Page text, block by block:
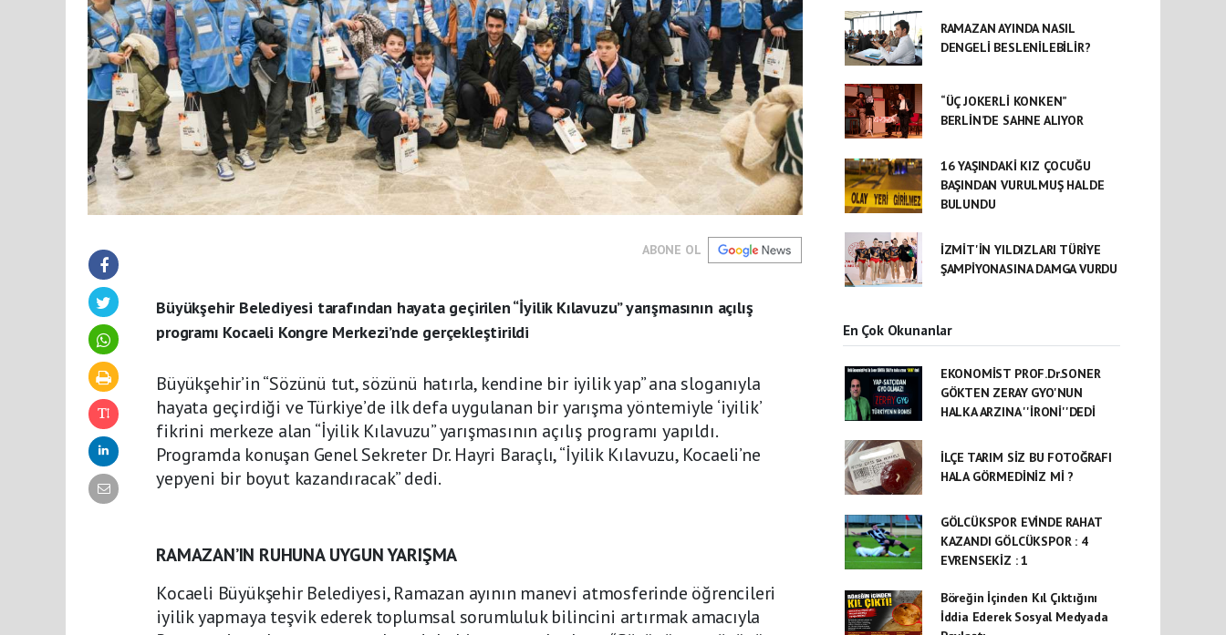
ABONE OL
Büyükşehir Belediyesi tarafından hayata geçirilen “İyilik Kılavuzu” yarışmasının açılış
programı Kocaeli Kongre Merkezi’nde gerçekleştirildi
Büyükşehir’in “Sözünü tut, sözünü hatırla, kendine bir iyilik yap” ana sloganıyla
hayata geçirdiği ve Türkiye’de ilk defa uygulanan bir yarışma yöntemiyle ‘iyilik’
fikrini merkeze alan “İyilik Kılavuzu” yarışmasının açılış programı yapıldı.
Programda konuşan Genel Sekreter Dr. Hayri Baraçlı, “İyilik Kılavuzu, Kocaeli’ne
yepyeni bir boyut kazandıracak” dedi.
RAMAZAN’IN RUHUNA UYGUN YARIŞMA
Kocaeli Büyükşehir Belediyesi, Ramazan ayının manevi atmosferinde öğrencileri
iyilik yapmaya teşvik ederek toplumsal sorumluluk bilincini artırmak amacıyla
RAMAZAN AYINDA NASIL
DENGELİ BESLENİLEBİLİR?
“ÜÇ JOKERLİ KONKEN”
BERLİN’DE SAHNE ALIYOR
16 YAŞINDAKİ KIZ ÇOCUĞU
BAŞINDAN VURULMUŞ HALDE
BULUNDU
İZMİT'İN YILDIZLARI TÜRİYE
ŞAMPİYONASINA DAMGA VURDU
En Çok Okunanlar
EKONOMİST PROF.Dr.SONER
GÖKTEN ZERAY GYO'NUN
HALKA ARZINA ''İRONİ''DEDİ
İLÇE TARIM SİZ BU FOTOĞRAFI
HALA GÖRMEDİNİZ Mİ ?
GÖLCÜKSPOR EVİNDE RAHAT
KAZANDI GÖLCÜKSPOR : 4
EVRENSEKİZ : 1
Böreğin İçinden Kıl Çıktığını
İddia Ederek Sosyal Medyada